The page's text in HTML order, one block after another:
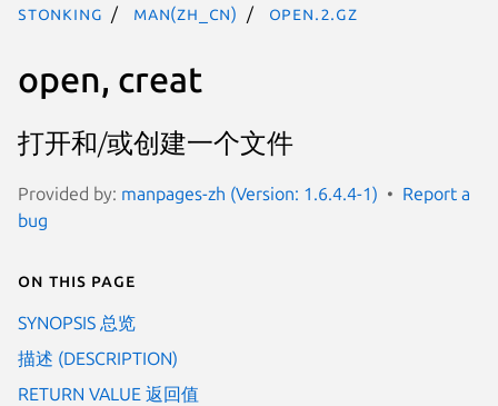
stonking man(zh_CN) open.2.gz
open, creat
打开和/或创建一个文件
Provided by: manpages-zh (Version: 1.6.4.4-1)
Report a
bug
On this page
SYNOPSIS 总览
描述 (DESCRIPTION)
RETURN VALUE 返回值